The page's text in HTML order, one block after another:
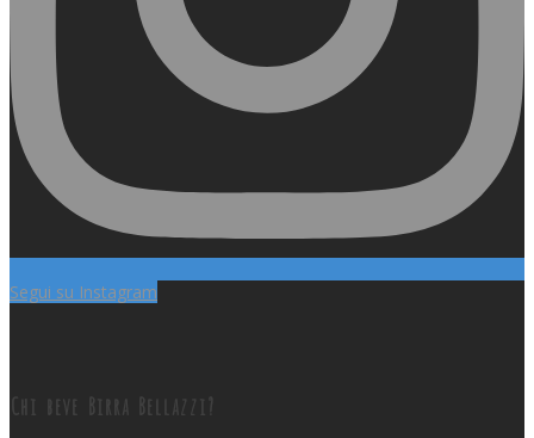
Segui su Instagram
Chi beve Birra Bellazzi?